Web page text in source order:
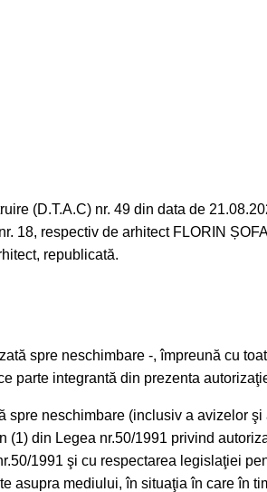
(D.T.A.C) nr. 49 din data de
18, respectiv de arhitect FLORIN
republicată.
spre neschimbare -, împreună cu
parte integrantă din prezenta
spre neschimbare (inclusiv a avizelor
din Legea nr.50/1991 privind
1991 şi cu respectarea legislaţiei
asupra mediului, în situaţia în care în